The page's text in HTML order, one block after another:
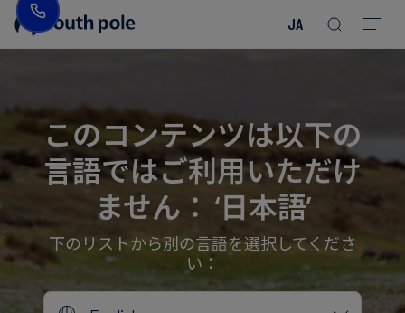
JA
役
員
紹
介
所
ァ
ッ
シ
ョ
ン
エ
ク
ト
を
見
る
レ
ポ
ー
ト
後
Read more
Read more
Read more
Read more
Read more
Read more
Read more
Read more
Read more Read more
このコンテンツは以下の
言語ではご利用いただけ
ません： ‘日本語’
下のリストから別の言語を選択してくださ
い：